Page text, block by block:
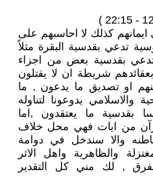
ايمانهم كذلك لا احاسبهم على
تدعي بقدسية البقرة مثلاً
تدعي بقدسية بعض من اجزاء
شريطة ان لا يقتلون
او تصديق ما يدعون , ما
يدوعونا لتناوله
بقدسية ما يعتقدون ,اما
من ايات فهي محل خلاف
والا سندخل في دوامة
والظاهرية واهل الاثر
, لك مني كل التقدير